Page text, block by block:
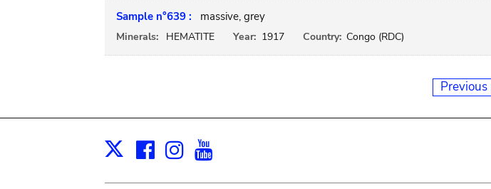
Sample n°639 : massive, grey
Minerals: HEMATITE Year: 1917 Country: Congo (RDC)
Previous
X Facebook
Instagram